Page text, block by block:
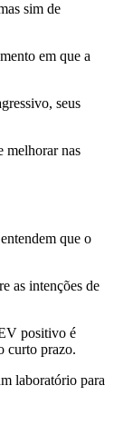
sim de
em que a
seus
melhorar nas
que o
as intenções de
positivo é
curto prazo.
laboratório para